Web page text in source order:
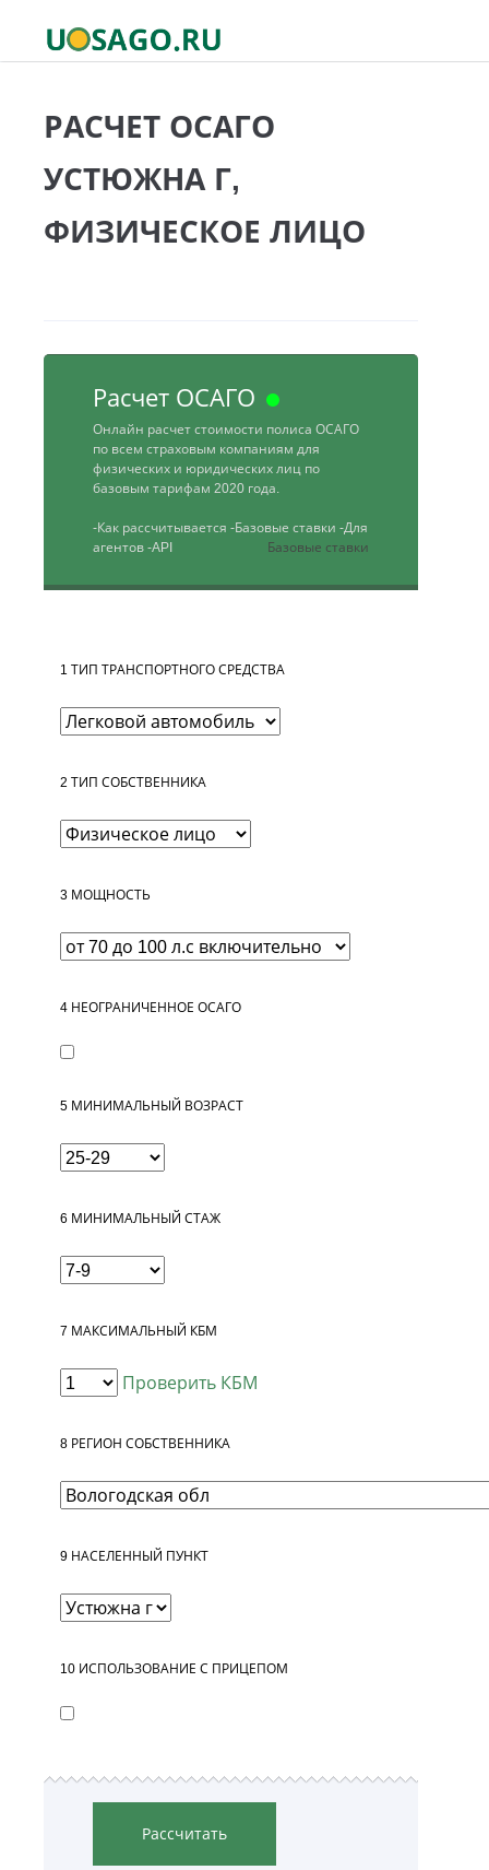
РАСЧЕТ ОСАГО
УСТЮЖНА Г,
ФИЗИЧЕСКОЕ ЛИЦО
Расчет ОСАГО
Онлайн расчет стоимости полиса ОСАГО
по всем страховым компаниям для
физических и юридических лиц по
базовым тарифам 2020 года.
-Как рассчитывается -Базовые ставки -Для
агентов-API Базовые ставки
1 ТИП ТРАНСПОРТНОГО СРЕДСТВА
2 ТИП СОБСТВЕННИКА
3 МОЩНОСТЬ
4 НЕОГРАНИЧЕННОЕ ОСАГО
5 МИНИМАЛЬНЫЙ ВОЗРАСТ
6 МИНИМАЛЬНЫЙ СТАЖ
7 МАКСИМАЛЬНЫЙ КБМ
Проверить КБМ
8 РЕГИОН СОБСТВЕННИКА
9 НАСЕЛЕННЫЙ ПУНКТ
10 ИСПОЛЬЗОВАНИЕ С ПРИЦЕПОМ
Рассчитать